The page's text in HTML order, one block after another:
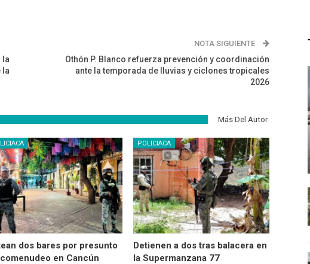
la
la
NOTA SIGUIENTE
Othón P. Blanco refuerza prevención y coordinación
ante la temporada de lluvias y ciclones tropicales
2026
Más Del Autor
dos bares por presunto
en Cancún
POLICIACA
Detienen a dos tras balacera en
la Supermanzana 77